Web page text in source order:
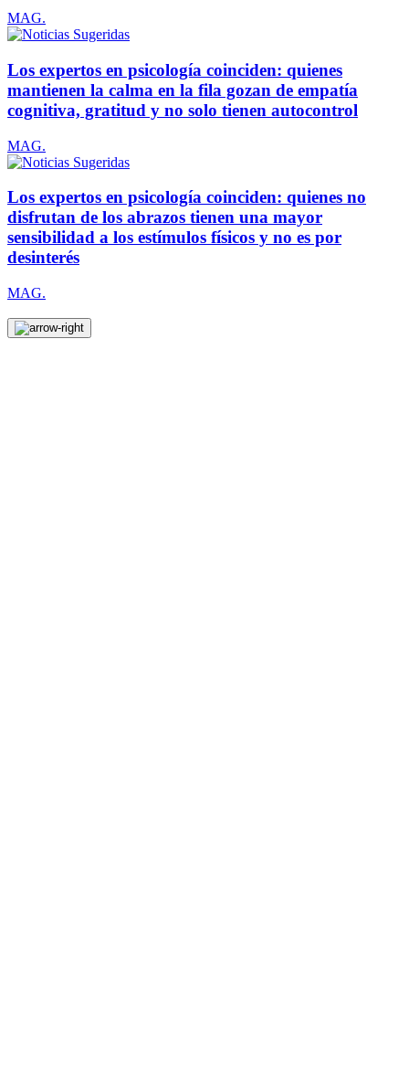
MAG.
Los expertos en psicología coinciden: quienes
mantienen la calma en la fila gozan de empatía
cognitiva, gratitud y no solo tienen autocontrol
MAG.
Los expertos en psicología coinciden: quienes no
disfrutan de los abrazos tienen una mayor
sensibilidad a los estímulos físicos y no es por
desinterés
MAG.